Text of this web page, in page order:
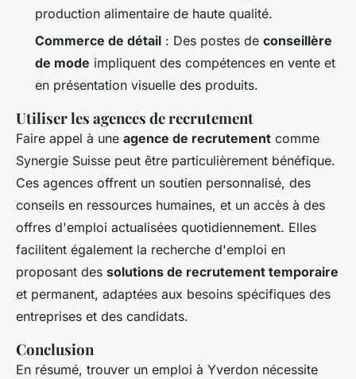
production alimentaire de haute qualité.
Commerce de détail : Des postes de conseillère
de mode impliquent des compétences en vente et
en présentation visuelle des produits.
Utiliser les agences de recrutement
Faire appel à une agence de recrutement comme
Synergie Suisse peut être particulièrement bénéfique.
Ces agences offrent un soutien personnalisé, des
conseils en ressources humaines, et un accès à des
offres d'emploi actualisées quotidiennement. Elles
facilitent également la recherche d'emploi en
proposant des solutions de recrutement temporaire
et permanent, adaptées aux besoins spécifiques des
entreprises et des candidats.
Conclusion
En résumé, trouver un emploi à Yverdon nécessite